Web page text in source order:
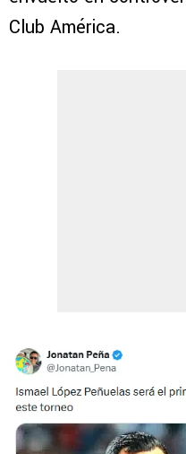
Club América.